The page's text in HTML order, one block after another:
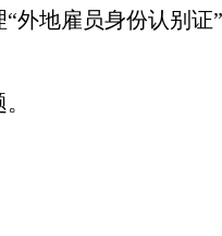
外地雇员身份认别证